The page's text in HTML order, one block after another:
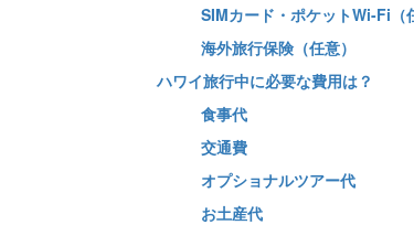
SIMカード・ポケットWi-Fi（
海外旅行保険（任意）
ハワイ旅行中に必要な費用は？
食事代
交通費
オプショナルツアー代
お土産代